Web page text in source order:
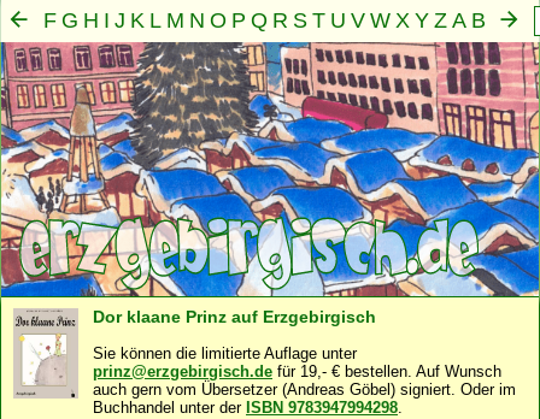
F G H I J K L M N O P Q R S T U V W X Y Z A B
C D E
Mensch·Seele·Geist·Familie·Gemeinschaft·
Dor klaane Prinz auf Erzgebirgisch
Sie können die limitierte Auflage unter
prinz@erzgebirgisch.de für 19,- € bestellen. Auf Wunsch
auch gern vom Übersetzer (Andreas Göbel) signiert. Oder im
Buchhandel unter der ISBN 9783947994298.